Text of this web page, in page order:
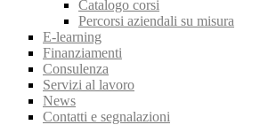
Catalogo corsi
Percorsi aziendali su misura
E-learning
Finanziamenti
Consulenza
Servizi al lavoro
News
Contatti e segnalazioni